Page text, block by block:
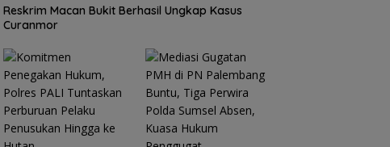
Reskrim Macan Bukit Berhasil Ungkap Kasus
Curanmor